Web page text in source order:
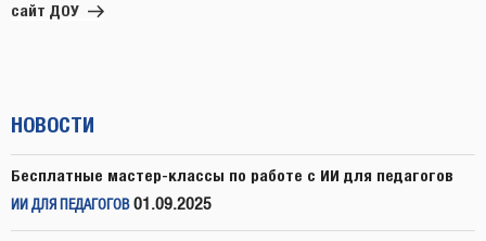
сайт ДОУ
НОВОСТИ
Бесплатные мастер-классы по работе с ИИ для педагогов
ИИ ДЛЯ ПЕДАГОГОВ 01.09.2025